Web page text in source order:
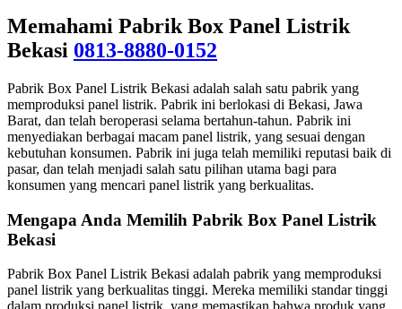
Memahami Pabrik Box Panel Listrik
Bekasi 0813-8880-0152
Pabrik Box Panel Listrik Bekasi adalah salah satu pabrik yang
memproduksi panel listrik. Pabrik ini berlokasi di Bekasi, Jawa
Barat, dan telah beroperasi selama bertahun-tahun. Pabrik ini
menyediakan berbagai macam panel listrik, yang sesuai dengan
kebutuhan konsumen. Pabrik ini juga telah memiliki reputasi baik di
pasar, dan telah menjadi salah satu pilihan utama bagi para
konsumen yang mencari panel listrik yang berkualitas.
Mengapa Anda Memilih Pabrik Box Panel Listrik
Bekasi
Pabrik Box Panel Listrik Bekasi adalah pabrik yang memproduksi
panel listrik yang berkualitas tinggi. Mereka memiliki standar tinggi